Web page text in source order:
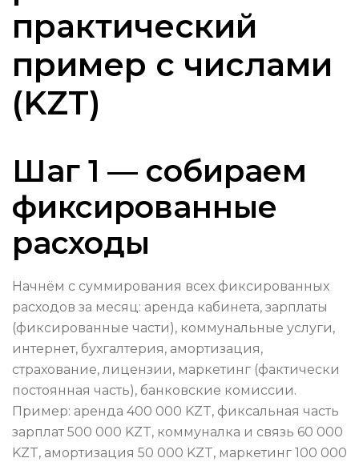
практический
пример с числами
(KZT)
Шаг 1 — собираем
фиксированные
расходы
Начнём с суммирования всех фиксированных
расходов за месяц: аренда кабинета, зарплаты
(фиксированные части), коммунальные услуги,
интернет, бухгалтерия, амортизация,
страхование, лицензии, маркетинг (фактически
постоянная часть), банковские комиссии.
Пример: аренда 400 000 KZT, фиксальная часть
зарплат 500 000 KZT, коммуналка и связь 60 000
KZT, амортизация 50 000 KZT, маркетинг 100 000